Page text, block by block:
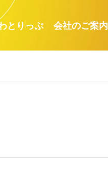
とりっぷ 会社のご案内